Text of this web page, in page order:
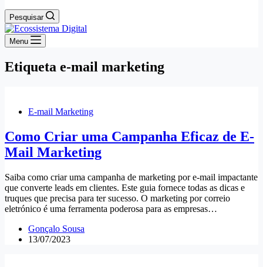
Pesquisar
Menu
Etiqueta e-mail marketing
E-mail Marketing
Como Criar uma Campanha Eficaz de E-
Mail Marketing
Saiba como criar uma campanha de marketing por e-mail impactante
que converte leads em clientes. Este guia fornece todas as dicas e
truques que precisa para ter sucesso. O marketing por correio
eletrónico é uma ferramenta poderosa para as empresas…
Gonçalo Sousa
13/07/2023